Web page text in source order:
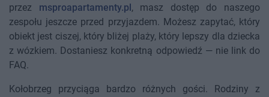
przez msproapartamenty.pl , masz dostęp do naszego
zespołu jeszcze przed przyjazdem. Możesz zapytać, który
obiekt jest ciszej, który bliżej plaży, który lepszy dla dziecka
z wózkiem. Dostaniesz konkretną odpowiedź — nie link do
FAQ.
Kołobrzeg przyciąga bardzo różnych gości. Rodziny z